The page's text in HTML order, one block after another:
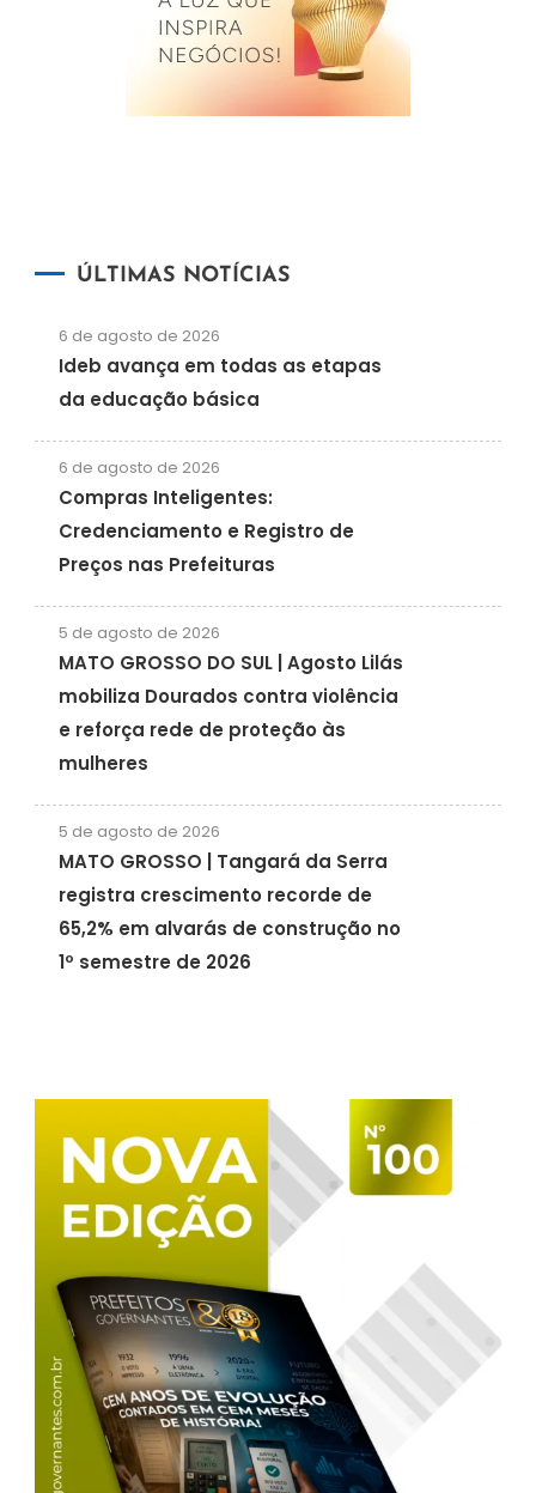
ÚLTIMAS NOTÍCIAS
6 de agosto de 2026
Ideb avança em todas as etapas
da educação básica
6 de agosto de 2026
Compras Inteligentes:
Credenciamento e Registro de
Preços nas Prefeituras
5 de agosto de 2026
MATO GROSSO DO SUL | Agosto Lilás
mobiliza Dourados contra violência
e reforça rede de proteção às
mulheres
5 de agosto de 2026
MATO GROSSO | Tangará da Serra
registra crescimento recorde de
65,2% em alvarás de construção no
1º semestre de 2026